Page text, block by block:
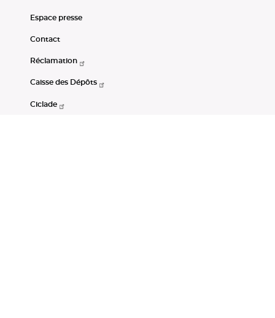
Espace presse
Contact
Réclamation
Caisse des Dépôts
Ciclade